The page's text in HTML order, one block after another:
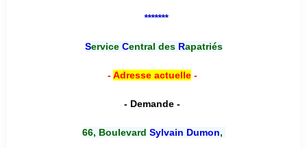
*******
Service Central desRapatriés
-Adresse actuelle-
- Demande -
66, Boulevard Sylvain Dumon,